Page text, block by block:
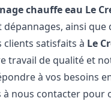
chauffe eau Le
ainsi
clients satisfaits à Le
travail de qualité et
à vos besoins
à nous contacter